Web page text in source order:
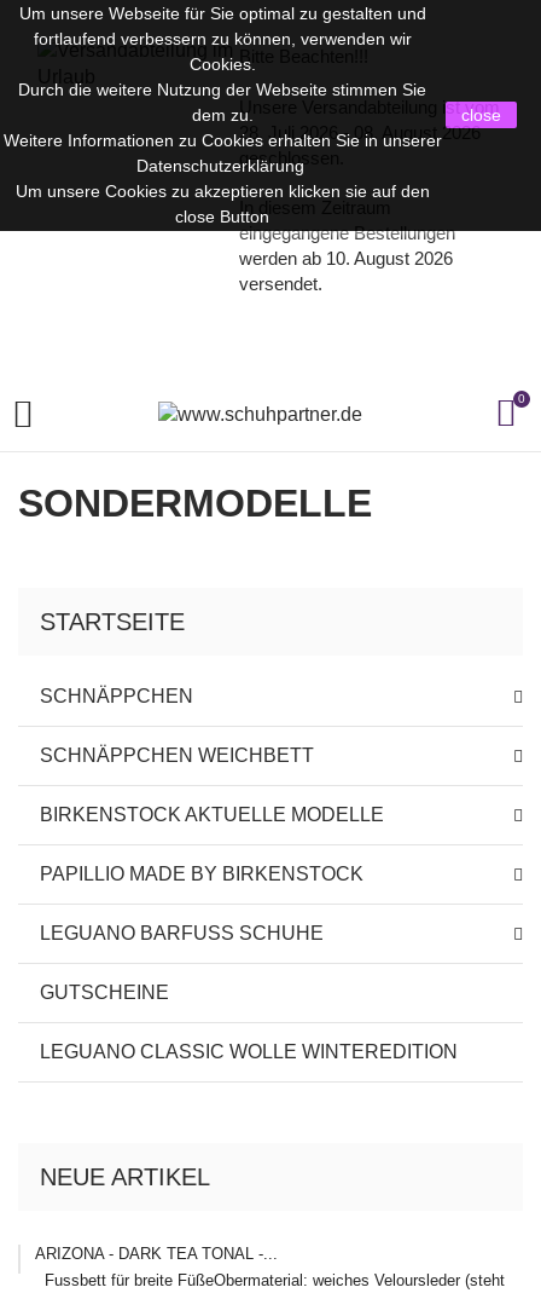
Unsere Versandabteilung ist vom
28. Juli 2026 - 08. August 2026
geschlossen.
In diesem Zeitraum
eingegangene Bestellungen
werden ab 10. August 2026
versendet.
 0
SONDERMODELLE
STARTSEITE
SCHNÄPPCHEN
SCHNÄPPCHEN WEICHBETT
BIRKENSTOCK AKTUELLE MODELLE
PAPILLIO MADE BY BIRKENSTOCK
LEGUANO BARFUSS SCHUHE
GUTSCHEINE
LEGUANO CLASSIC WOLLE WINTEREDITION
NEUE ARTIKEL
ARIZONA - DARK TEA TONAL -...
Fussbett für breite FüßeObermaterial: weiches Veloursleder (steht
Um unsere Webseite für Sie optimal zu gestalten und
fortlaufend verbessern zu können, verwenden wir
Cookies.
Durch die weitere Nutzung der Webseite stimmen Sie
dem zu.
Weitere Informationen zu Cookies erhalten Sie in unserer
Datenschutzerklärung
Um unsere Cookies zu akzeptieren klicken sie auf den
close Button
close